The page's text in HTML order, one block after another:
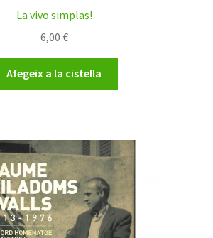
La vivo simplas!
6,00 €
Afegeix a la cistella